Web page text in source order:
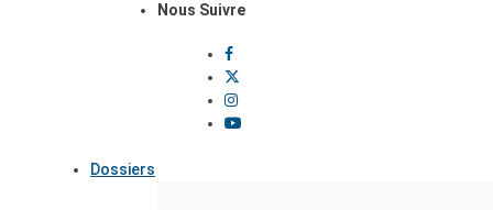
Nous Suivre
Dossiers